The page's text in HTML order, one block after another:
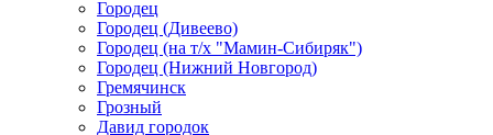
Городец
Городец (Дивеево)
Городец (на т/х "Мамин-Сибиряк")
Городец (Нижний Новгород)
Гремячинск
Грозный
Давид городок